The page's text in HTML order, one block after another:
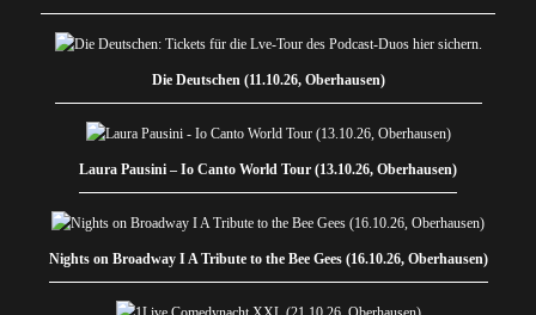
Die Deutschen (11.10.26, Oberhausen)
Laura Pausini – Io Canto World Tour (13.10.26, Oberhausen)
Nights on Broadway I A Tribute to the Bee Gees (16.10.26, Oberhausen)